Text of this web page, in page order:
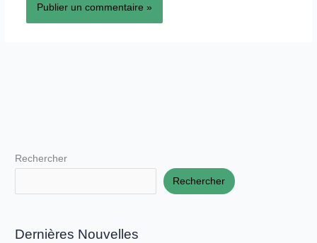
Rechercher
Rechercher
Dernières Nouvelles